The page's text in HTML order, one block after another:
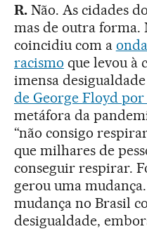
R.Não. As cidades
mas de outra forma.
coincidiu com a
racismo que levou à
imensa
de George Floyd
metáfora da
“não consigo
que milhares de
conseguir respirar.
gerou uma
mudança no Brasil
desigualdade,